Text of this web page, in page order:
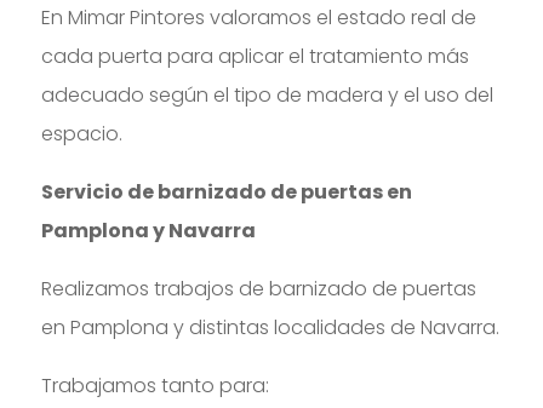
En Mimar Pintores valoramos el estado real de
cada puerta para aplicar el tratamiento más
adecuado según el tipo de madera y el uso del
espacio.
Servicio de barnizado de puertas en
Pamplona y Navarra
Realizamos trabajos de barnizado de puertas
en Pamplona y distintas localidades de Navarra.
Trabajamos tanto para: